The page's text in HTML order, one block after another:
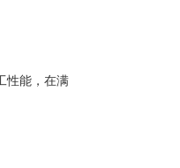
性能，在满